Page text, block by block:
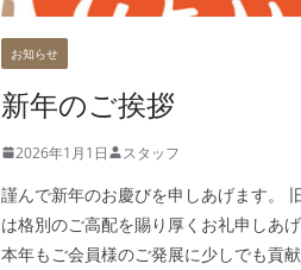
お知らせ
新年のご挨拶
2026年1月1日 スタッフ
謹んで新年のお慶びを申しあげます。
は格別のご高配を賜り厚くお礼申しあげ
本年もご会員様のご発展に少しでも貢